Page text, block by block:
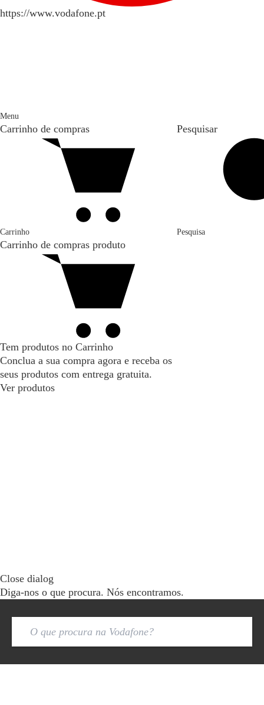
https://www.vodafone.pt
Menu
Carrinho de compras
Carrinho
Carrinho de compras produto
Tem produtos no Carrinho
Conclua a sua compra agora e receba os
seus produtos com entrega gratuita.
Ver produtos
Pesquisar
Pesquisa
Close dialog
Diga-nos o que procura. Nós encontramos.